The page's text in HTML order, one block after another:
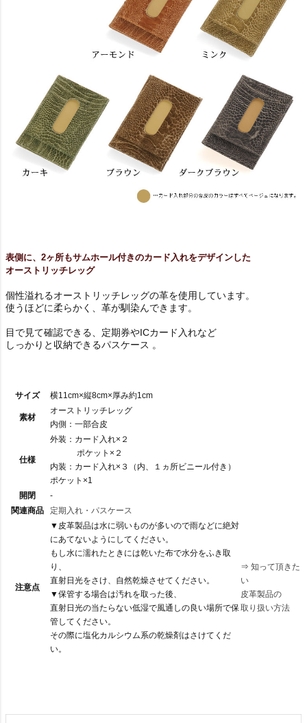
表側に、2ヶ所もサムホール付きのカード入れをデザインした
オーストリッチレッグ
個性溢れるオーストリッチレッグの革を使用しています。
使うほどに柔らかく、革が馴染んできます。
目で見て確認できる、定期券やICカード入れなど
しっかりと収納できるパスケース 。
サイズ 横11cm×縦8cm×厚み約1cm
素材
オーストリッチレッグ
内側：一部合皮
仕様
外装：カード入れ×２
ポケット×２
内装：カード入れ×３（内、１ヵ所ビニール付き）
ポケット×1
開閉
-
関連商品
定期入れ・パスケース
注意点
▼皮革製品は水に弱いものが多いので雨などに絶対
にあてないようにしてください。
もし水に濡れたときには乾いた布で水分をふき取
り、
直射日光をさけ、自然乾燥させてください。
▼保管する場合は汚れを取った後、
直射日光の当たらない低湿で風通しの良い場所で保
管してください。
その際に塩化カルシウム系の乾燥剤はさけてくだ
い。
⇒ 知って頂きた
い
皮革製品の
取り扱い方法